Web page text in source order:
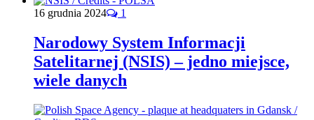
16 grudnia 2024 1
Narodowy System Informacji
Satelitarnej (NSIS) – jedno miejsce,
wiele danych